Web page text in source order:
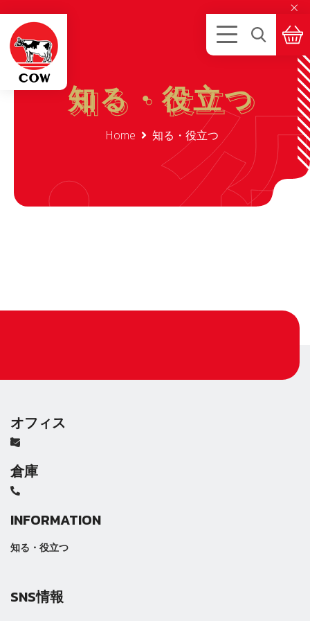
×
知る・役立つ
知る・役立つ
Home 知る・役立つ
オフィス
倉庫
INFORMATION
知る・役立つ
SNS情報